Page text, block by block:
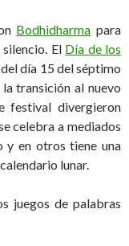
Bodhidharma para
El Día de los
día 15 del séptimo
la transición al nuevo
festival divergieron
celebra a mediados
y en otros tiene una
lunar.
juegos de palabras